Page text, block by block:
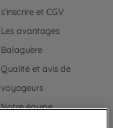
s'inscrire et CGV
Les avantages
Balaguère
Qualité et avis de
voyageurs
Notre équipe